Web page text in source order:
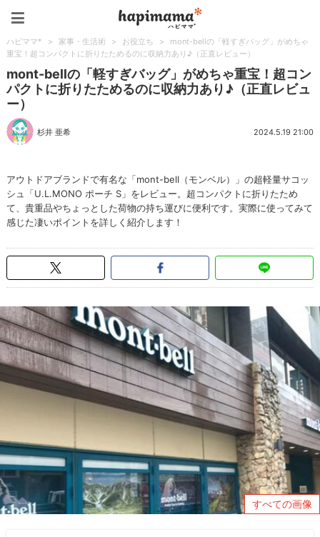
ハピママ* > 家事・生活術 > お役立ち >
mont-bellの「軽すぎバッグ」がめちゃ
重宝！超コンパクトに折りたためるのに収納力あり♪（正直レビュー）
mont-bellの「軽すぎバッグ」がめちゃ重宝！超コン
パクトに折りたためるのに収納力あり♪（正直レビュ
ー）
杉井 亜希 2024.5.19 21:00
アウトドアブランドで有名な「mont-bell（モンベル）」の超軽量サコッ
シュ「U.L.MONO ポーチ S」をレビュー。超コンパクトに折りたため
て、貴重品やちょっとした荷物の持ち運びに便利です。実際に使ってみて
感じた凄いポイントを詳しく紹介します！
すべての画像